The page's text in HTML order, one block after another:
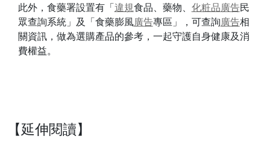
此外，食藥署設置有「違規食品、藥物、 化粧品廣告民
眾查詢系統」及「食藥膨風廣告專區」，可查詢廣告相
關資訊，做為選購產品的參考，一起守護自身健康及消
費權益。
【延伸閱讀】